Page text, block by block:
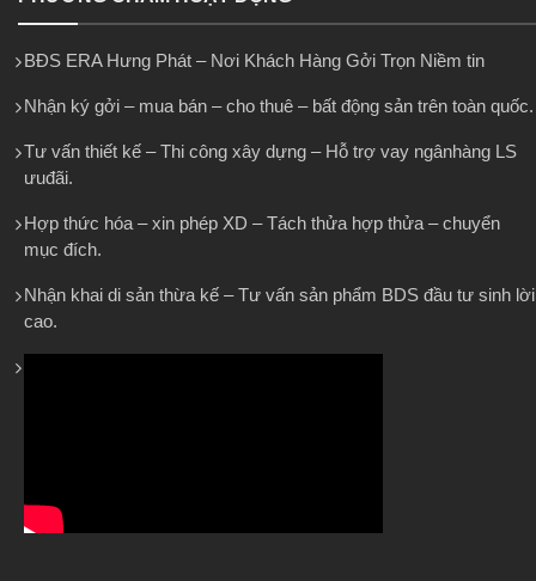
BĐS ERA Hưng Phát – Nơi Khách Hàng Gởi Trọn Niềm tin
Nhận ký gởi – mua bán – cho thuê – bất động sản trên toàn quốc.
Tư vấn thiết kế – Thi công xây dựng – Hỗ trợ vay ngânhàng LS
ưuđãi.
Hợp thức hóa – xin phép XD – Tách thửa hợp thửa – chuyển
mục đích.
Nhận khai di sản thừa kế – Tư vấn sản phẩm BDS đầu tư sinh lời
cao.